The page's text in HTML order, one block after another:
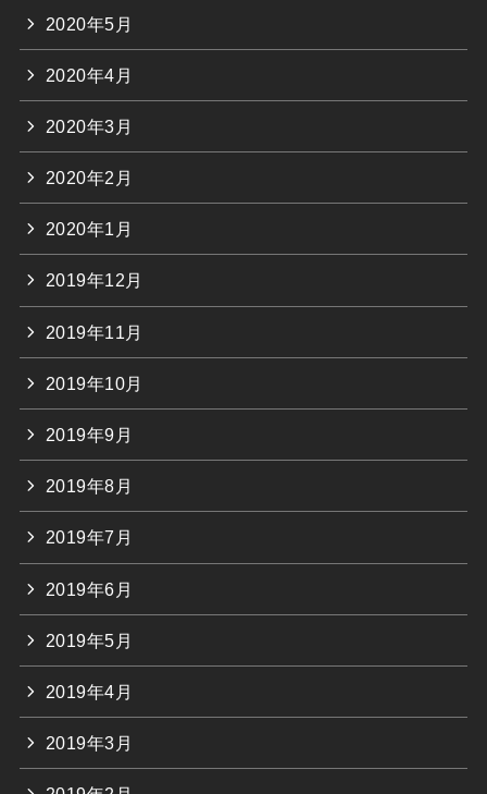
2020年5月
2020年4月
2020年3月
2020年2月
2020年1月
2019年12月
2019年11月
2019年10月
2019年9月
2019年8月
2019年7月
2019年6月
2019年5月
2019年4月
2019年3月